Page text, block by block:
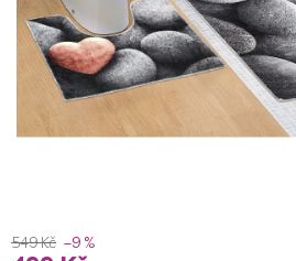
549 Kč –9 %